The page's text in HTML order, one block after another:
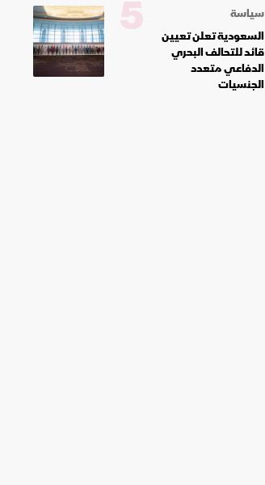
سياسة
السعودية تعلن تعيين
قائد للتحالف البحري
الدفاعي متعدد
الجنسيات
5